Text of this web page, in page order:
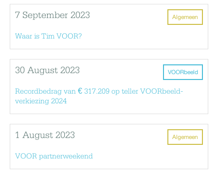
Algemeen
7 September 2023
Waar is Tim VOOR?
VOORbeeld
30 August 2023
Recordbedrag van € 317.209 op teller VOORbeeld-
verkiezing 2024
Algemeen
1 August 2023
VOOR partnerweekend